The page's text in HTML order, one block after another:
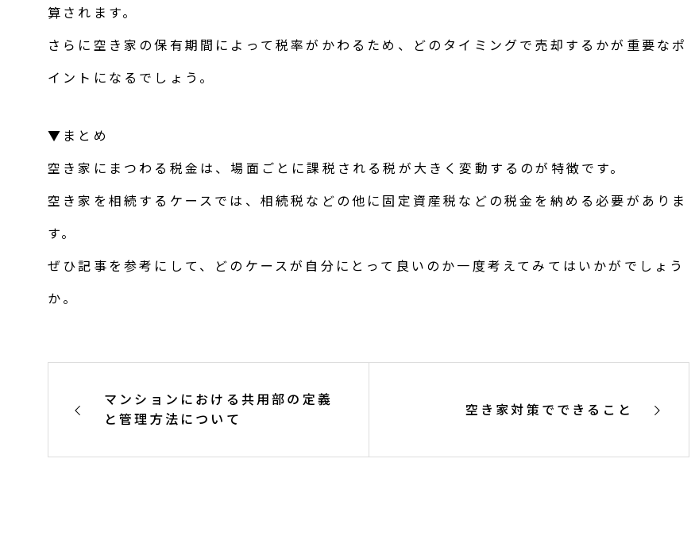
算されます。
さらに空き家の保有期間によって税率がかわるため、どのタイミングで売却するかが重要なポ
イントになるでしょう。
▼まとめ
空き家にまつわる税金は、場面ごとに課税される税が大きく変動するのが特徴です。
空き家を相続するケースでは、相続税などの他に固定資産税などの税金を納める必要がありま
す。
ぜひ記事を参考にして、どのケースが自分にとって良いのか一度考えてみてはいかがでしょう
か。
マンションにおける共用部の定義
と管理方法について
空き家対策でできること